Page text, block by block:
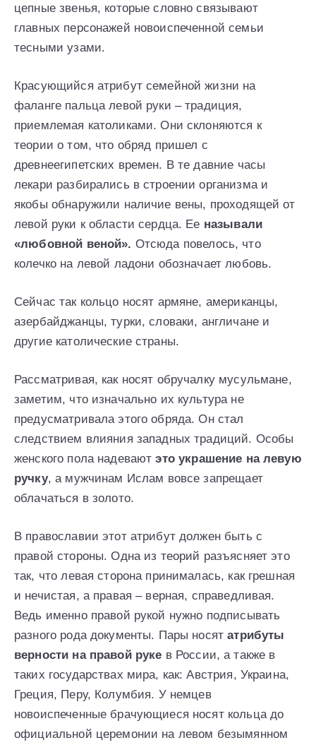
цепные звенья, которые словно связывают
главных персонажей новоиспеченной семьи
тесными узами.
Красующийся атрибут семейной жизни на
фаланге пальца левой руки – традиция,
приемлемая католиками. Они склоняются к
теории о том, что обряд пришел с
древнеегипетских времен. В те давние часы
лекари разбирались в строении организма и
якобы обнаружили наличие вены, проходящей от
левой руки к области сердца. Ее называли
«любовной веной». Отсюда повелось, что
колечко на левой ладони обозначает любовь.
Сейчас так кольцо носят армяне, американцы,
азербайджанцы, турки, словаки, англичане и
другие католические страны.
Рассматривая, как носят обручалку мусульмане,
заметим, что изначально их культура не
предусматривала этого обряда. Он стал
следствием влияния западных традиций. Особы
женского пола надеваютэто украшение на левую
ручку, а мужчинам Ислам вовсе запрещает
облачаться в золото.
В православии этот атрибут должен быть с
правой стороны. Одна из теорий разъясняет это
так, что левая сторона принималась, как грешная
и нечистая, а правая – верная, справедливая.
Ведь именно правой рукой нужно подписывать
разного рода документы. Пары носятатрибуты
верности на правой руке в России, а также в
таких государствах мира, как: Австрия, Украина,
Греция, Перу, Колумбия. У немцев
новоиспеченные брачующиеся носят кольца до
официальной церемонии на левом безымянном